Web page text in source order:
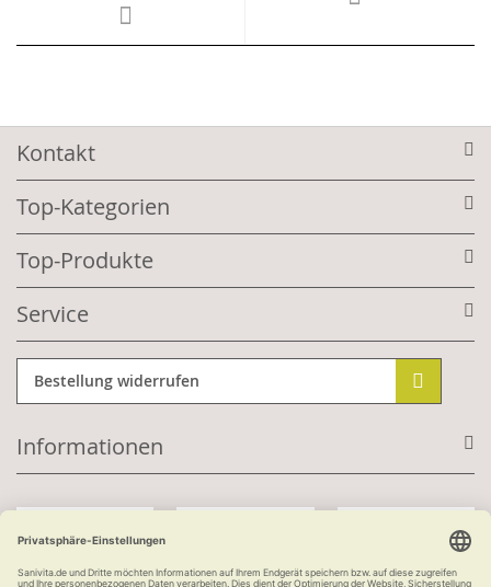
Kontakt
Top-Kategorien
Top-Produkte
Service
Bestellung widerrufen
Informationen